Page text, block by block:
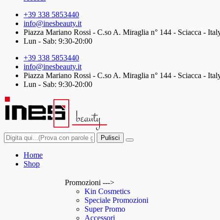
+39 338 5853440
info@inesbeauty.it
Piazza Mariano Rossi - C.so A. Miraglia n° 144 - Sciacca -
Lun - Sab: 9:30-20:00
+39 338 5853440
info@inesbeauty.it
Piazza Mariano Rossi - C.so A. Miraglia n° 144 - Sciacca -
Lun - Sab: 9:30-20:00
Pulisci
Home
Shop
Promozioni --->
Kin Cosmetics
Speciale Promozioni
Super Promo
Accessori